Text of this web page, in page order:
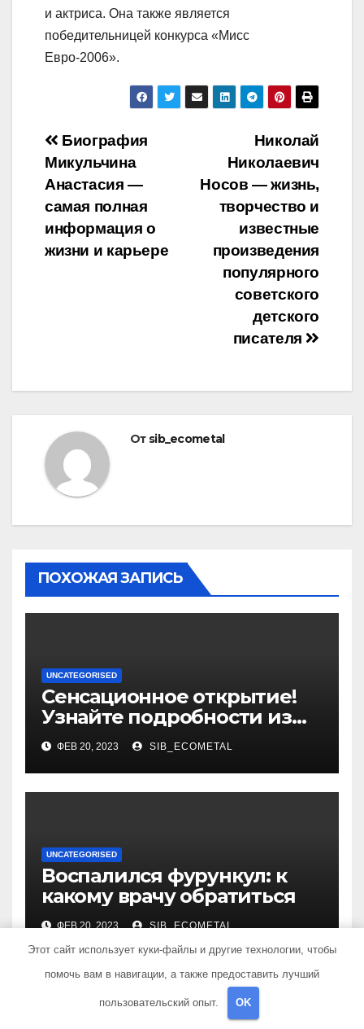
и актриса. Она также является
победительницей конкурса «Мисс
Евро-2006».
Навигация
по
записям
Николай
Николаевич
Носов — жизнь,
творчество и
известные
произведения
популярного
советского
детского
писателя
Биография
Микульчина
Анастасия —
самая полная
информация о
жизни и карьере
От sib_ecometal
ПОХОЖАЯ ЗАПИСЬ
UNCATEGORISED
Сенсационное открытие!
Узнайте подробности из
биографии и уникальные
достижения выдающегося
политолога Сосновского
Александра
ФЕВ 20, 2023 SIB_ECOMETAL
UNCATEGORISED
Воспалился фурункул: к
какому врачу обратиться
ФЕВ 20, 2023 SIB_ECOMETAL
Этот сайт использует куки-файлы и другие технологии, чтобы
помочь вам в навигации, а также предоставить лучший
пользовательский опыт. OK